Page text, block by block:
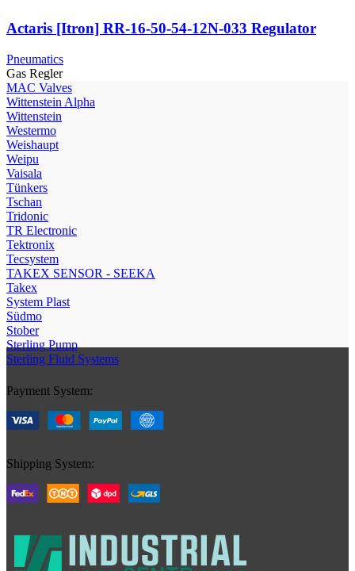
Actaris [Itron] RR-16-50-54-12N-033 Regulator
Pneumatics
Gas Regler
МAC Valves
Wittenstein Alpha
Wittenstein
Westermo
Weishaupt
Weipu
Vaisala
Tünkers
Tschan
Tridonic
TR Electronic
Tektronix
Tecsystem
TAKEX SENSOR - SEEKA
Takex
System Plast
Südmo
Stober
Sterling Pump
Sterling Fluid Systems
Payment System:
Shipping System: